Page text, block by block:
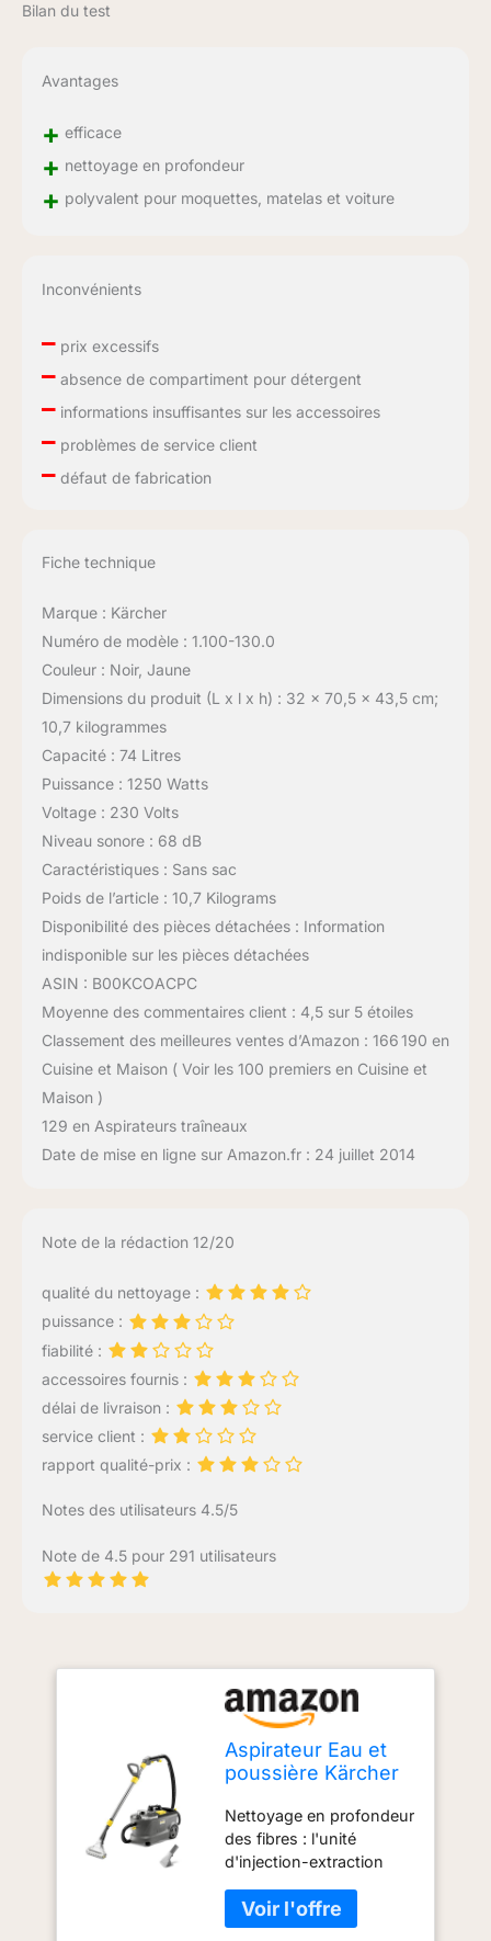
Bilan du test
Avantages
+ efficace
+ nettoyage en profondeur
+ polyvalent pour moquettes, matelas et voiture
Inconvénients
–prix excessifs
–absence de compartiment pour détergent
–informations insuffisantes sur les accessoires
–problèmes de service client
–défaut de fabrication
Fiche technique
Marque : Kärcher
Numéro de modèle : 1.100-130.0
Couleur : Noir, Jaune
Dimensions du produit (L x l x h) : 32 x 70,5 x 43,5 cm;
10,7 kilogrammes
Capacité : 74 Litres
Puissance : 1250 Watts
Voltage : 230 Volts
Niveau sonore : 68 dB
Caractéristiques : Sans sac
Poids de l’article : 10,7 Kilograms
Disponibilité des pièces détachées : Information
indisponible sur les pièces détachées
ASIN : B00KCOACPC
Moyenne des commentaires client : 4,5 sur 5 étoiles
Classement des meilleures ventes d’Amazon : 166 190 en
Cuisine et Maison ( Voir les 100 premiers en Cuisine et
Maison )
129 en Aspirateurs traîneaux
Date de mise en ligne sur Amazon.fr : 24 juillet 2014
Note de la rédaction 12/20
qualité du nettoyage :
puissance :
fiabilité :
accessoires fournis :
délai de livraison :
service client :
rapport qualité-prix :
Notes des utilisateurs 4.5/5
Note de 4.5 pour 291 utilisateurs
Aspirateur Eau et
poussière Kärcher
Tissus
d'ameublement et
Surfaces Textiles,
réservoir d'eau
Propre : 10 l,
Volume de
Nettoyage en profondeur
des fibres : l'unité
d'injection-extraction
nettoyer les tapis et les
revêtements de sol